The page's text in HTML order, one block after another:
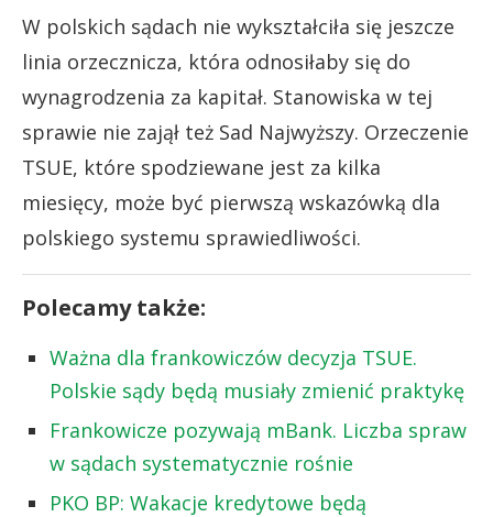
W polskich sądach nie wykształciła się jeszcze
linia orzecznicza, która odnosiłaby się do
wynagrodzenia za kapitał. Stanowiska w tej
sprawie nie zajął też Sad Najwyższy. Orzeczenie
TSUE, które spodziewane jest za kilka
miesięcy, może być pierwszą wskazówką dla
polskiego systemu sprawiedliwości.
Polecamy także:
Ważna dla frankowiczów decyzja TSUE.
Polskie sądy będą musiały zmienić praktykę
Frankowicze pozywają mBank. Liczba spraw
w sądach systematycznie rośnie
PKO BP: Wakacje kredytowe będą